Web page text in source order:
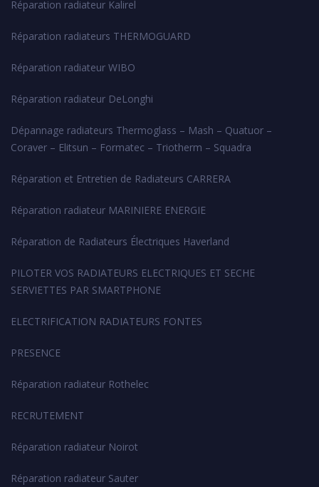
Réparation radiateur Kalirel
Réparation radiateurs THERMOGUARD
Réparation radiateur WIBO
Réparation radiateur DeLonghi
Dépannage radiateurs Thermoglass – Mash – Quatuor –
Coraver – Elitsun – Formatec – Triotherm – Squadra
Réparation et Entretien de Radiateurs CARRERA
Réparation radiateur MARINIERE ENERGIE
Réparation de Radiateurs Électriques Haverland
PILOTER VOS RADIATEURS ELECTRIQUES ET SECHE
SERVIETTES PAR SMARTPHONE
ELECTRIFICATION RADIATEURS FONTES
PRESENCE
Réparation radiateur Rothelec
RECRUTEMENT
Réparation radiateur Noirot
Réparation radiateur Sauter